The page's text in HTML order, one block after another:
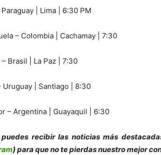
| Lima | 6:30 PM
– Colombia | Cachamay | 7:30
Brasil | La Paz | 7:30
Uruguay | Santiago | 8:30
– Argentina | Guayaquil | 6:30
puedes recibir las noticias más des
) para que no te pierdas nuestro mejor